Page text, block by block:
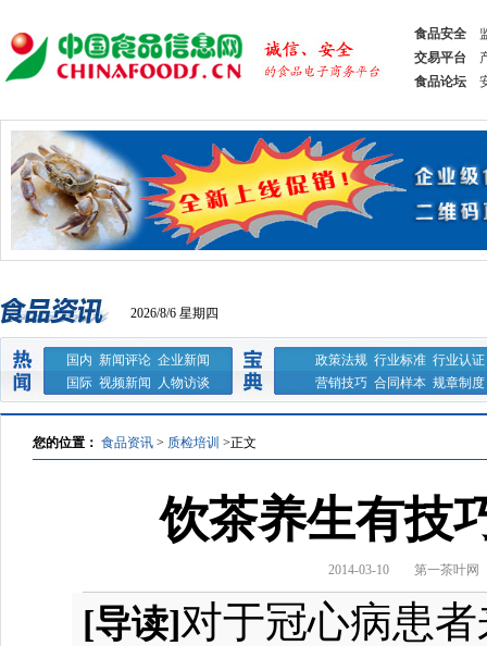
食品安全
交易平台
食品论坛
2026/8/6 星期四
国内 新闻评论 企业新闻 政策法规 行业标准 行业认证
国际 视频新闻 人物访谈 营销技巧 合同样本 规章制度
您的位置： 食品资讯 > 质检培训 >正文
饮茶养生有技
2014-03-10 第一茶叶网
[导读]对于冠心病患